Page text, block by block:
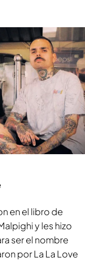
en el libro de
y les hizo
ser el nombre
por La La Love